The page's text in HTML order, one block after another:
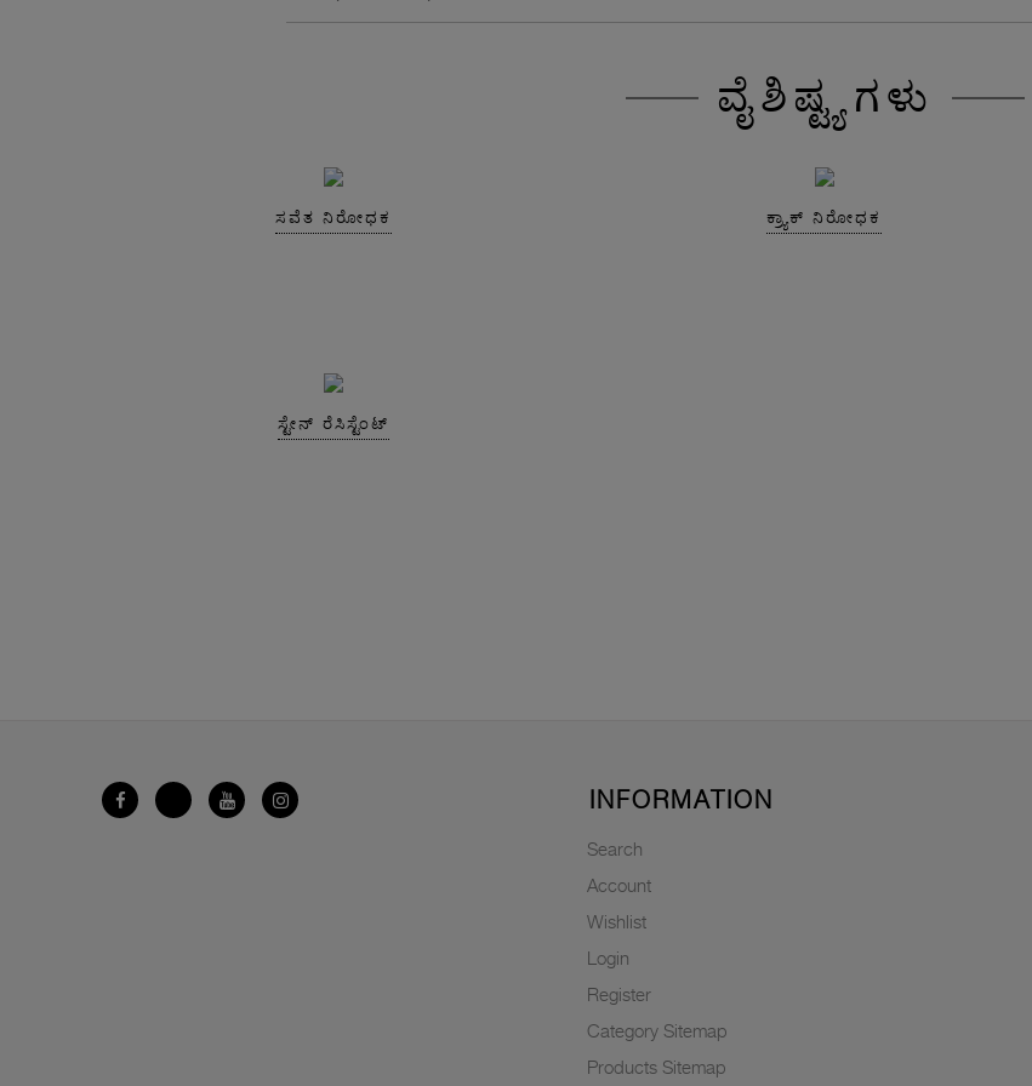
ವೈಶಿಷ್ಟ್ಯಗಳು
ಸವೆತ ನಿರೋಧಕ ಕ್ರ್ಯಾಕ್ ನಿರೋಧಕ
ಸ್ಟೇನ್ ರೆಸಿಸ್ಟೆಂಟ್
INFORMATION
Search
Account
Wishlist
Login
Register
Category Sitemap
Products Sitemap